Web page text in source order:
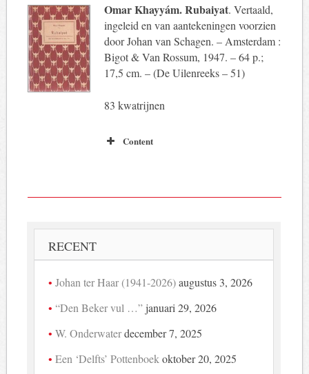
Omar Khayyám. Rubaiyat. Vertaald,
ingeleid en van aantekeningen voorzien
door Johan van Schagen. – Amsterdam :
Bigot & Van Rossum, 1947. – 64 p.;
17,5 cm. – (De Uilenreeks – 51)
83 kwatrijnen
Content
RECENT
Johan ter Haar (1941-2026) augustus 3, 2026
“Den Beker vul …” januari 29, 2026
W. Onderwaterdecember 7, 2025
Een ‘Delfts’ Pottenboek oktober 20, 2025